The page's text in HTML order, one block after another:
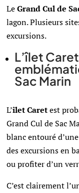
LeGrand Cul de
lagon. Plusieurs
excursions.
L’îlet
Sac Marin
L’îlet Caretest
Grand Cul de Sac
blanc entouré
des excursions en
ou profiter d’un
C’est clairement